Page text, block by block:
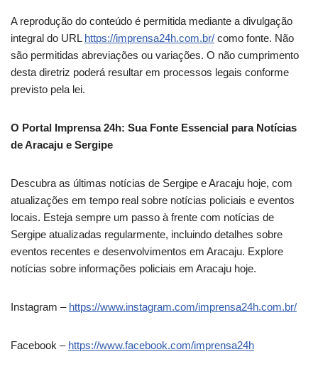
A reprodução do conteúdo é permitida mediante a divulgação
integral do URL https://imprensa24h.com.br/ como fonte. Não
são permitidas abreviações ou variações. O não cumprimento
desta diretriz poderá resultar em processos legais conforme
previsto pela lei.
O Portal Imprensa 24h: Sua Fonte Essencial para Notícias
de Aracaju e Sergipe
Descubra as últimas notícias de Sergipe e Aracaju hoje, com
atualizações em tempo real sobre notícias policiais e eventos
locais. Esteja sempre um passo à frente com notícias de
Sergipe atualizadas regularmente, incluindo detalhes sobre
eventos recentes e desenvolvimentos em Aracaju. Explore
notícias sobre informações policiais em Aracaju hoje.
Instagram – https://www.instagram.com/imprensa24h.com.br/
Facebook – https://www.facebook.com/imprensa24h